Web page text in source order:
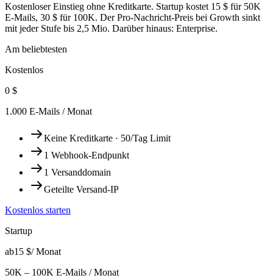
Kostenloser Einstieg ohne Kreditkarte. Startup kostet 15 $ für 50K
E-Mails, 30 $ für 100K. Der Pro-Nachricht-Preis bei Growth sinkt
mit jeder Stufe bis 2,5 Mio. Darüber hinaus: Enterprise.
Am beliebtesten
Kostenlos
0 $
1.000 E-Mails / Monat
Keine Kreditkarte · 50/Tag Limit
1 Webhook-Endpunkt
1 Versanddomain
Geteilte Versand-IP
Kostenlos starten
Startup
ab15 $/ Monat
50K – 100K E-Mails / Monat